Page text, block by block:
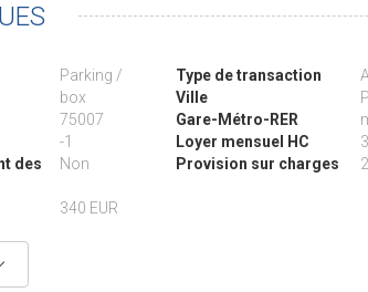
Parking /
box
75007
-1
des
Non
340 EUR
Type de transaction
Ville
Gare-Métro-RER
Loyer mensuel HC
Provision sur charges